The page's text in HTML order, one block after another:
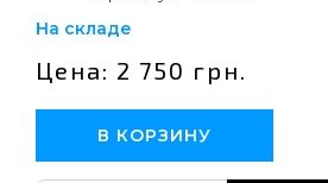
На складе
Цена: 2 750 грн.
В КОРЗИНУ